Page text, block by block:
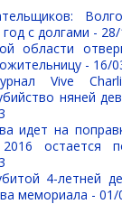
с долгами -
области
- 16/
Vive
няней
идет на
остается
4-летней
мемориала - 01/